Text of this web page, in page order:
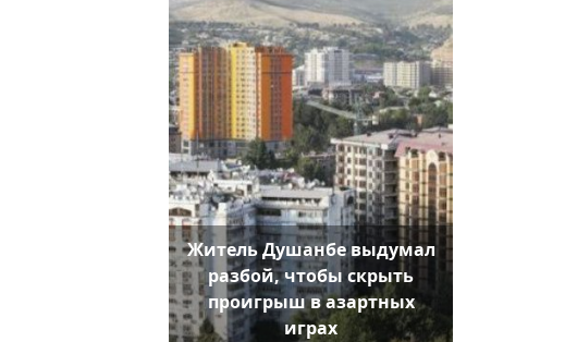
Житель Душанбе выдумал
разбой, чтобы скрыть
проигрыш в азартных
играх